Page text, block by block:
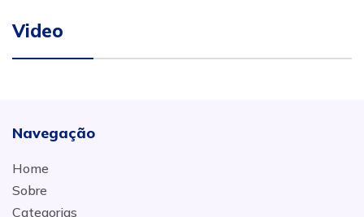
Video
Navegação
Home
Sobre
Categorias